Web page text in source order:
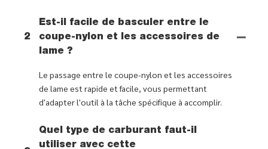
2
Est-il facile de basculer entre le
coupe-nylon et les accessoires de
lame ?
Le passage entre le coupe-nylon et les accessoires
de lame est rapide et facile, vous permettant
d'adapter l'outil à la tâche spécifique à accomplir.
Quel type de carburant faut-il
utiliser avec cette